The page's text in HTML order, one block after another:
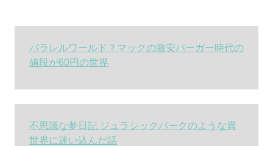
パラレルワールド？マックの激安バーガー時代の
値段が60円の世界
不思議な夢日記 ジュラシックパークのような異
世界に迷い込んだ話